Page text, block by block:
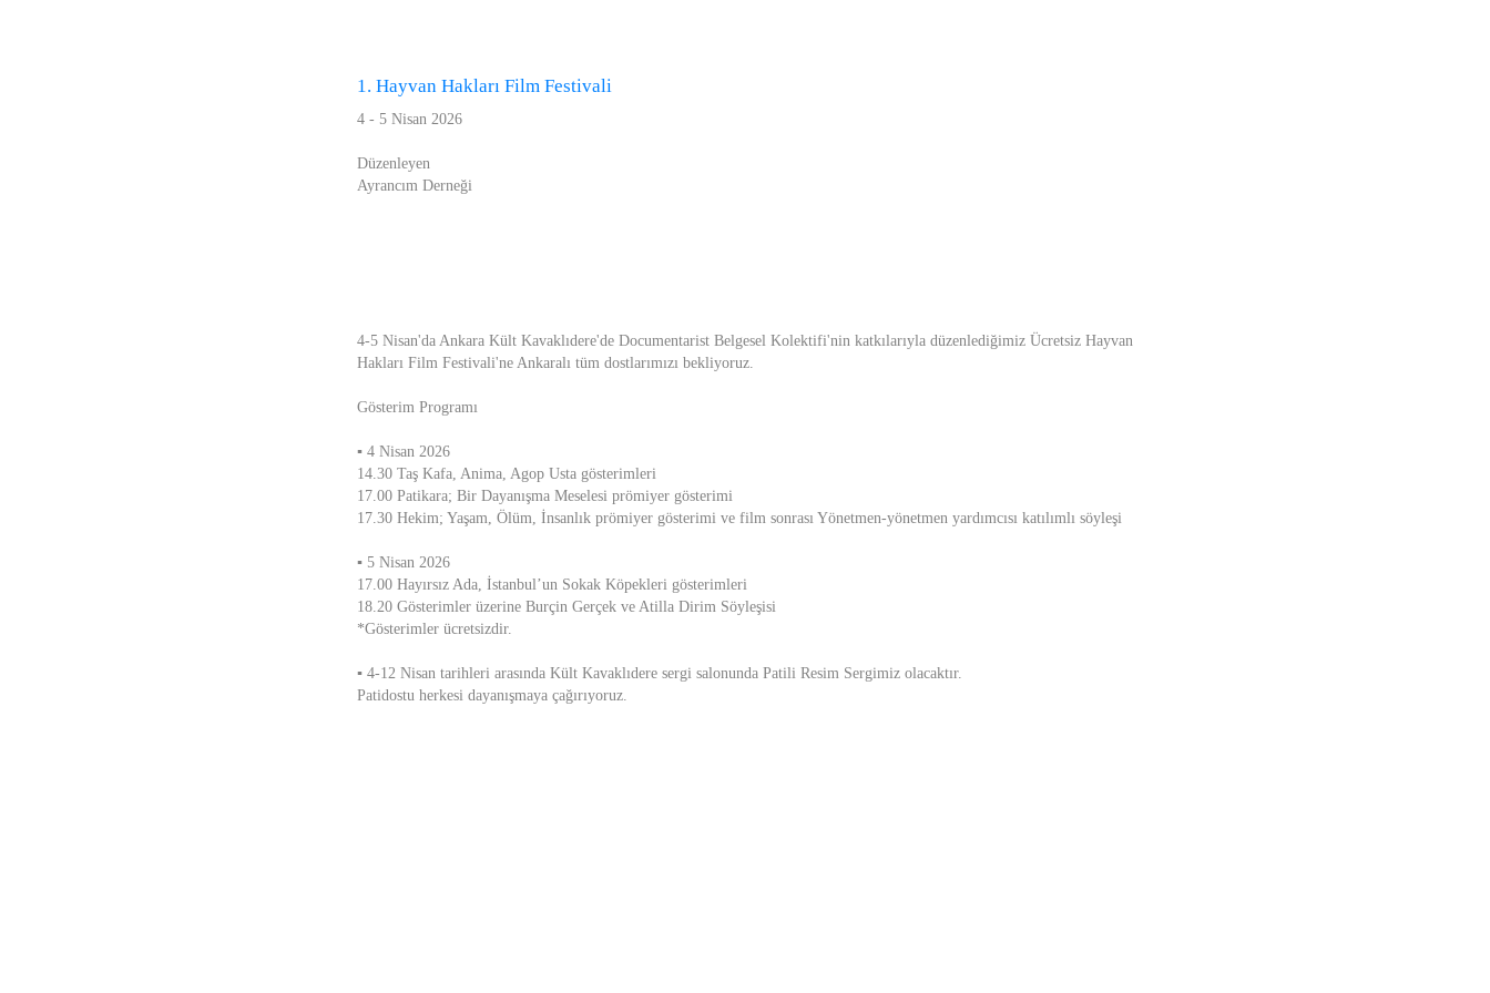
1. Hayvan Hakları Film Festivali
4 - 5 Nisan 2026
Düzenleyen
Ayrancım Derneği
4-5 Nisan'da Ankara Kült Kavaklıdere'de Documentarist Belgesel Kolektifi'nin katkılarıyla düzenlediğimiz Ücretsiz Hayvan
Hakları Film Festivali'ne Ankaralı tüm dostlarımızı bekliyoruz.
Gösterim Programı
▪ 4 Nisan 2026
14.30 Taş Kafa, Anima, Agop Usta gösterimleri
17.00 Patikara; Bir Dayanışma Meselesi prömiyer gösterimi
17.30 Hekim; Yaşam, Ölüm, İnsanlık prömiyer gösterimi ve film sonrası Yönetmen-yönetmen yardımcısı katılımlı söyleşi
▪ 5 Nisan 2026
17.00 Hayırsız Ada, İstanbul’un Sokak Köpekleri gösterimleri
18.20 Gösterimler üzerine Burçin Gerçek ve Atilla Dirim Söyleşisi
*Gösterimler ücretsizdir.
▪ 4-12 Nisan tarihleri arasında Kült Kavaklıdere sergi salonunda Patili Resim Sergimiz olacaktır.
Patidostu herkesi dayanışmaya çağırıyoruz.